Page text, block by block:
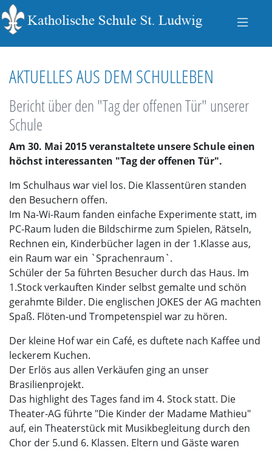
AKTUELLES AUS DEM SCHULLEBEN
Bericht über den "Tag der offenen Tür" unserer
Schule
Am 30. Mai 2015 veranstaltete unsere Schule einen
höchst interessanten "Tag der offenen Tür".
Im Schulhaus war viel los. Die Klassentüren standen
den Besuchern offen.
Im Na-Wi-Raum fanden einfache Experimente statt, im
PC-Raum luden die Bildschirme zum Spielen, Rätseln,
Rechnen ein, Kinderbücher lagen in der 1.Klasse aus,
ein Raum war ein `Sprachenraum`.
Schüler der 5a führten Besucher durch das Haus. Im
1.Stock verkauften Kinder selbst gemalte und schön
gerahmte Bilder. Die englischen JOKES der AG machten
Spaß. Flöten-und Trompetenspiel war zu hören.
Der kleine Hof war ein Café, es duftete nach Kaffee und
leckerem Kuchen.
Der Erlös aus allen Verkäufen ging an unser
Brasilienprojekt.
Das highlight des Tages fand im 4. Stock statt. Die
Theater-AG führte "Die Kinder der Madame Mathieu"
auf, ein Theaterstück mit Musikbegleitung durch den
Chor der 5.und 6. Klassen. Eltern und Gäste waren